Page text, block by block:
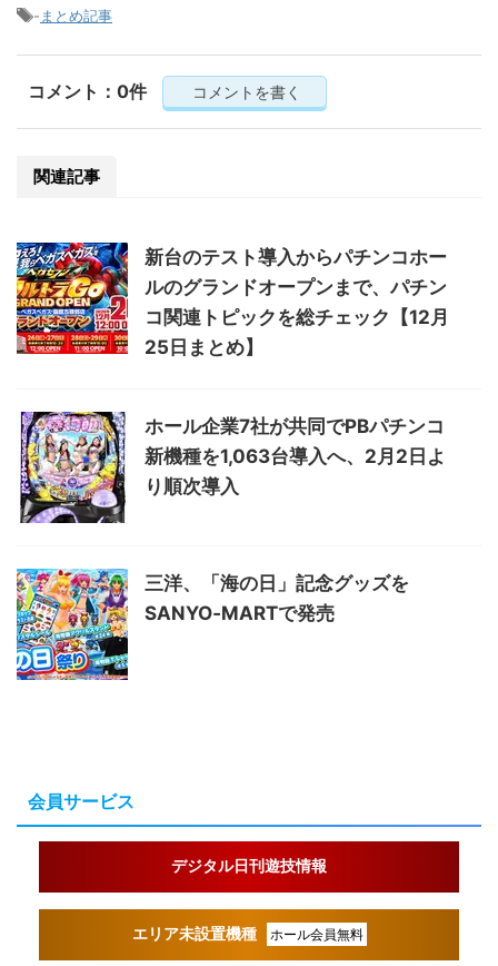
-まとめ記事
コメント：0件 コメントを書く
関連記事
新台のテスト導入からパチンコホー
ルのグランドオープンまで、パチン
コ関連トピックを総チェック【12月
25日まとめ】
ホール企業7社が共同でPBパチンコ
新機種を1,063台導入へ、2月2日よ
り順次導入
三洋、「海の日」記念グッズを
SANYO‐MARTで発売
会員サービス
デジタル日刊遊技情報
エリア未設置機種 ホール会員無料